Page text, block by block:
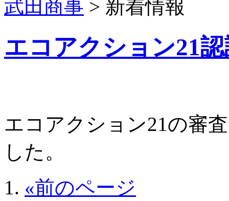
武田商事 > 新着情報
エコアクション21
エコアクション21の審
した。
«前のページ